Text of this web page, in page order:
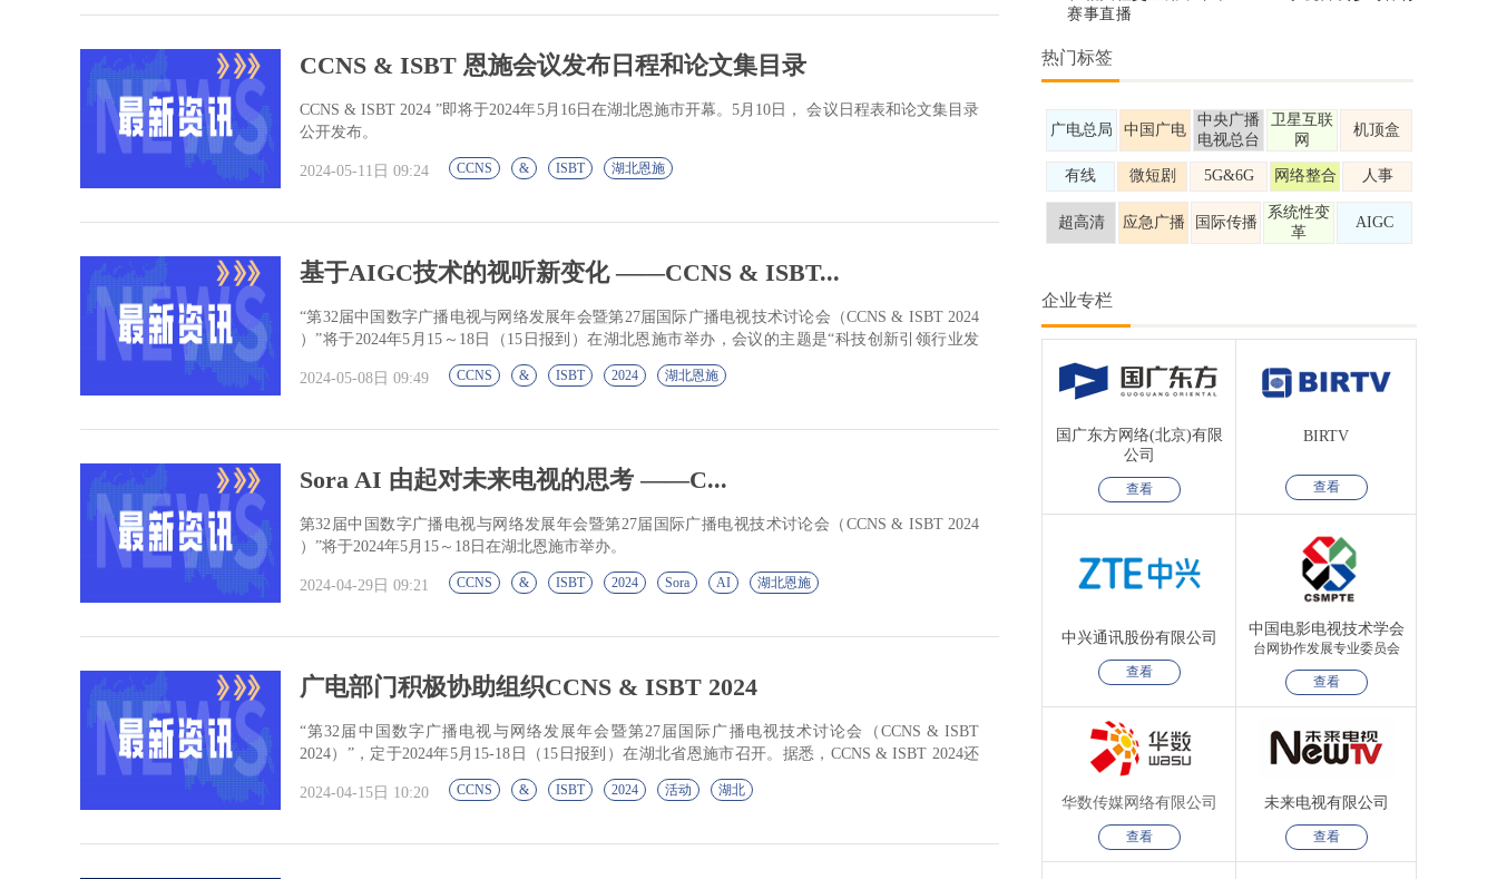
CCNS & ISBT 恩施会议发布日程和论文集目录
CCNS & ISBT 2024 ”即将于2024年5月16日在湖北恩施市开幕。5月10日， 会议日程表和论文集目录
公开发布。
2024-05-11日 09:24 CCNS & ISBT 湖北恩施
基于AIGC技术的视听新变化 ——CCNS & ISBT...
“第32届中国数字广播电视与网络发展年会暨第27届国际广播电视技术讨论会（CCNS & ISBT 2024
）”将于2024年5月15～18日（15日报到）在湖北恩施市举办，会议的主题是“科技创新引领行业发
2024-05-08日 09:49
CCNS & ISBT 2024 湖北恩施
Sora AI 由起对未来电视的思考 ——C...
第32届中国数字广播电视与网络发展年会暨第27届国际广播电视技术讨论会（CCNS & ISBT 2024
）”将于2024年5月15～18日在湖北恩施市举办。
2024-04-29日 09:21 CCNS & ISBT 2024 Sora AI 湖北恩施
广电部门积极协助组织CCNS & ISBT 2024
“第32届中国数字广播电视与网络发展年会暨第27届国际广播电视技术讨论会（CCNS & ISBT
2024）”，定于2024年5月15-18日（15日报到）在湖北省恩施市召开。据悉，CCNS & ISBT 2024还
2024-04-15日 10:20
CCNS & ISBT 2024 活动 湖北
赛事直播
热门标签
广电总局 中国广电
中央广播
电视总台
卫星互联
网
机顶盒
有线 微短剧 5G&6G 网络整合 人事
超高清 应急广播 国际传播
系统性变
革
AIGC
企业专栏
国广东方网络(北京)有限
公司
查看
BIRTV
查看
中兴通讯股份有限公司
查看
中国电影电视技术学会
台网协作发展专业委员会
查看
华数传媒网络有限公司
查看
未来电视有限公司
查看